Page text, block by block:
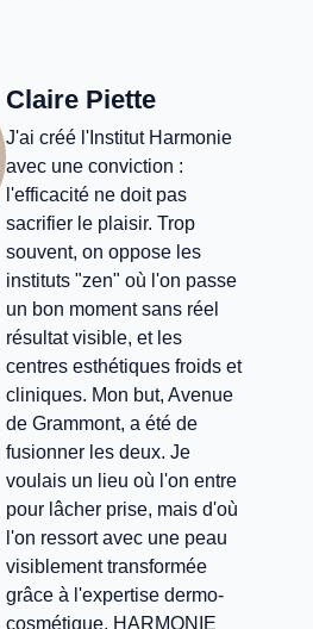
Claire Piette
J'ai créé l'Institut Harmonie
avec une conviction :
l'efficacité ne doit pas
sacrifier le plaisir. Trop
souvent, on oppose les
instituts "zen" où l'on passe
un bon moment sans réel
résultat visible, et les
centres esthétiques froids et
cliniques. Mon but, Avenue
de Grammont, a été de
fusionner les deux. Je
voulais un lieu où l'on entre
pour lâcher prise, mais d'où
l'on ressort avec une peau
visiblement transformée
grâce à l'expertise dermo-
cosmétique. HARMONIE